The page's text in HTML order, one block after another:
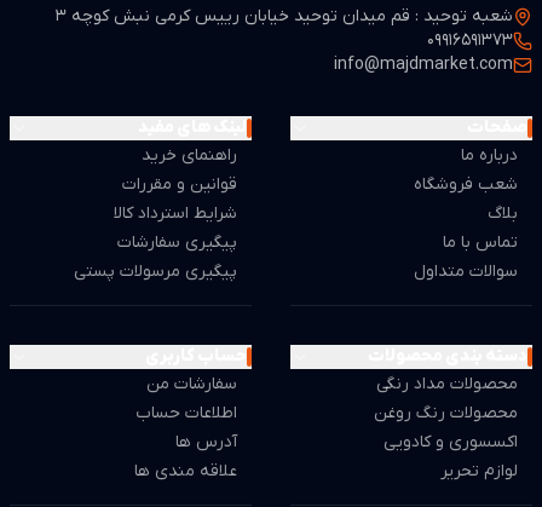
از لحاظ قیمت بسیار مطمن و مناسب می باشد.
شعبه توحید : قم میدان توحید خیابان رییس کرمی نبش کوچه 3
09916591373
info@majdmarket.com
درباره ما
شعب فروشگاه
بلاگ
تماس با ما
سوالات متداول
راهنمای خرید
قوانین و مقررات
شرایط استرداد کالا
پیگیری سفارشات
پیگیری مرسولات پستی
محصولات مداد رنگی
محصولات رنگ روغن
اکسسوری و کادویی
لوازم تحریر
سفارشات من
اطلاعات حساب
آدرس ها
علاقه مندی ها